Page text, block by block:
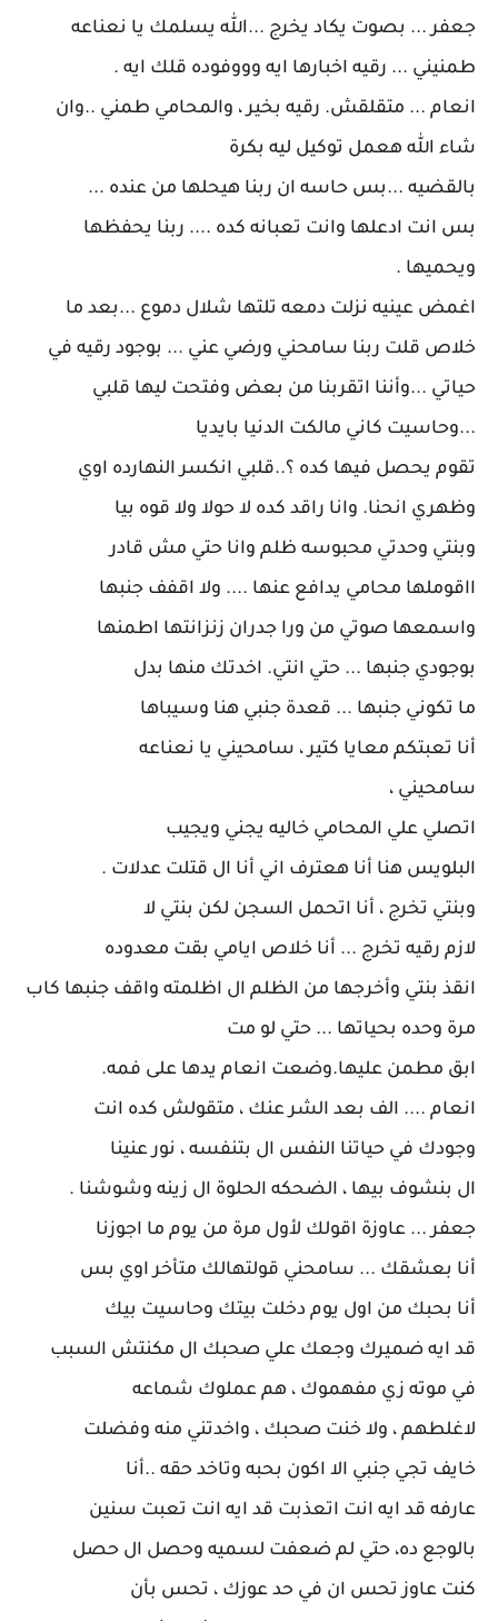
جعفر ... بصوت يكاد يخرج ...الله يسلمك يا نعناعه
طمنيني ... رقيه اخبارها ايه وووفوده قلك ايه .
انعام ... متقلقش. رقيه بخير ، والمحامي طمني ..وان
شاء الله هعمل توكيل ليه بكرة
بالقضيه ...بس حاسه ان ربنا هيحلها من عنده ...
بس انت ادعلها وانت تعبانه كده .... ربنا يحفظها
ويحميها .
اغمض عينيه نزلت دمعه تلتها شلال دموع ...بعد ما
خلاص قلت ربنا سامحني ورضي عني ... بوجود رقيه في
حياتي ...وأننا اتقربنا من بعض وفتحت ليها قلبي
...وحاسيت كاني مالكت الدنيا بايديا
تقوم يحصل فيها كده ؟..قلبي انكسر النهارده اوي
وظهري انحنا. وانا راقد كده لا حولا ولا قوه بيا
وبنتي وحدتي محبوسه ظلم وانا حتي مش قادر
ااقوملها محامي يدافع عنها .... ولا اقفف جنبها
واسمعها صوتي من ورا جدران زنزانتها اطمنها
بوجودي جنبها ... حتي انتي. اخدتك منها بدل
ما تكوني جنبها ... قعدة جنبي هنا وسيباها
أنا تعبتكم معايا كتير ، سامحيني يا نعناعه
سامحيني ،
اتصلي علي المحامي خاليه يجني ويجيب
البلويس هنا أنا هعترف اني أنا ال قتلت عدلات .
وبنتي تخرج ، أنا اتحمل السجن لكن بنتي لا
لازم رقيه تخرج ... أنا خلاص ايامي بقت معدوده
انقذ بنتي وأخرجها من الظلم ال اظلمته واقف جنبها كاب
مرة وحده بحياتها ... حتي لو مت
ابق مطمن عليها.وضعت انعام يدها على فمه.
انعام .... الف بعد الشر عنك ، متقولش كده انت
وجودك في حياتنا النفس ال بتنفسه ، نور عنينا
ال بنشوف بيها ، الضحكه الحلوة ال زينه وشوشنا .
جعفر ... عاوزة اقولك لأول مرة من يوم ما اجوزنا
أنا بعشقك ... سامحني قولتهالك متأخر اوي بس
أنا بحبك من اول يوم دخلت بيتك وحاسيت بيك
قد ايه ضميرك وجعك علي صحبك ال مكنتش السبب
في موته زي مفهموك ، هم عملوك شماعه
لاغلطهم ، ولا خنت صحبك ، واخدتني منه وفضلت
خايف تجي جنبي الا اكون بحبه وتاخد حقه ..أنا
عارفه قد ايه انت اتعذبت قد ايه انت تعبت سنين
بالوجع ده، حتي لم ضعفت لسميه وحصل ال حصل
كنت عاوز تحس ان في حد عوزك ، تحس بأن